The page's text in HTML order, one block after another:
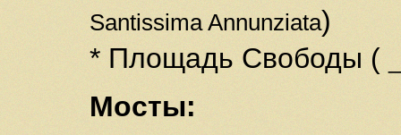
Santissima Annunziata)
* Площадь Свободы (
Мосты: